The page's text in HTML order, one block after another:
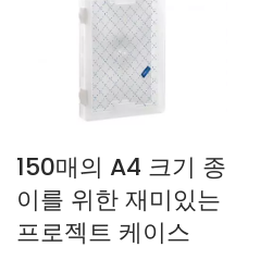
150매의 A4 크기 종
이를 위한 재미있는
프로젝트 케이스